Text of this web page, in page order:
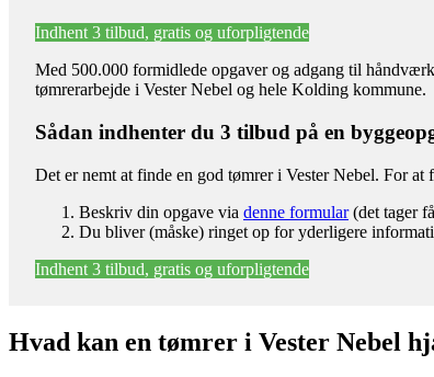
Indhent 3 tilbud, gratis og uforpligtende
Med 500.000 formidlede opgaver og adgang til
tømrerarbejde i Vester Nebel og hele Kolding kommune.
Sådan indhenter du 3 tilbud på en
Det er nemt at finde en god tømrer i Vester Nebel. For
Beskriv din opgave via denne formular(det tager
Du bliver (måske) ringet op for yderligere
Indhent 3 tilbud, gratis og uforpligtende
Hvad kan en tømrer i Vester Nebel